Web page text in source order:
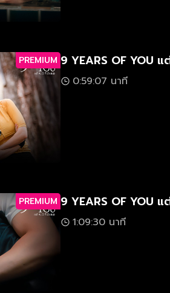
PREMIUM 9 YEARS OF YOU แ
0:59:07 นาที
PREMIUM 9 YEARS OF YOU แ
1:09:30 นาที